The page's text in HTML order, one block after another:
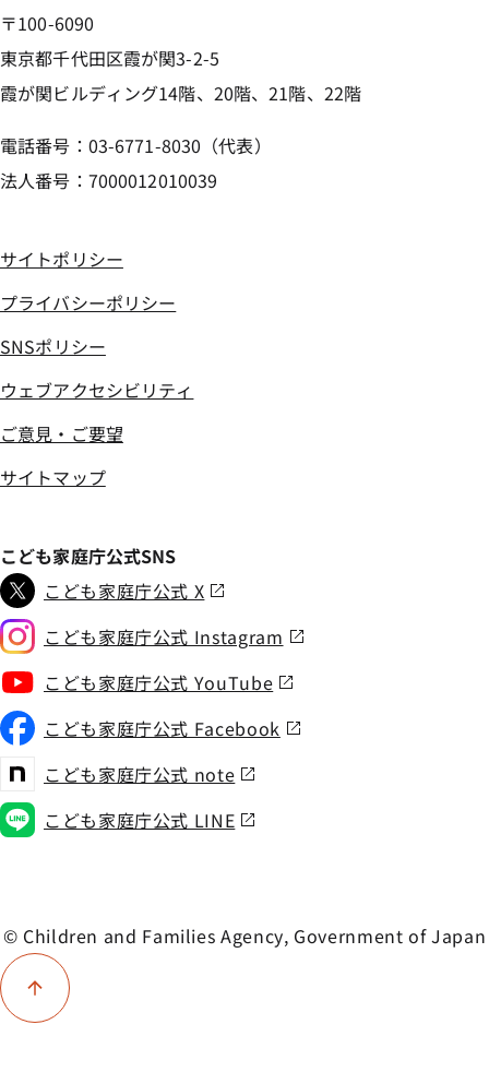
〒100-6090
東京都千代田区霞が関3-2-5
霞が関ビルディング14階、20階、21階、22階
電話番号：03-6771-8030（代表）
法人番号：7000012010039
サイトポリシー
プライバシーポリシー
SNSポリシー
ウェブアクセシビリティ
ご意見・ご要望
サイトマップ
こども家庭庁公式SNS
こども家庭庁公式 X
こども家庭庁公式 Instagram
こども家庭庁公式 YouTube
こども家庭庁公式 Facebook
こども家庭庁公式 note
こども家庭庁公式 LINE
© Children and Families Agency, Government of Japan